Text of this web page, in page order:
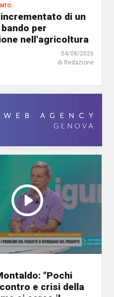
di un
per
nell'agricoltura
04/08/2026
di Redazione
"Pochi
e crisi della